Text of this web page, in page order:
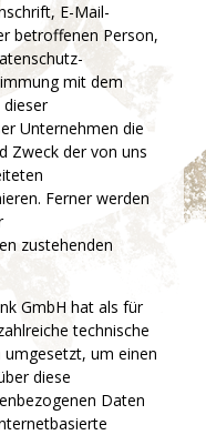
E-Mail-
betroffenen Person,
mit dem
Unternehmen die
Zweck der von uns
Ferner werden
zustehenden
GmbH hat als für
technische
um einen
diese
Daten